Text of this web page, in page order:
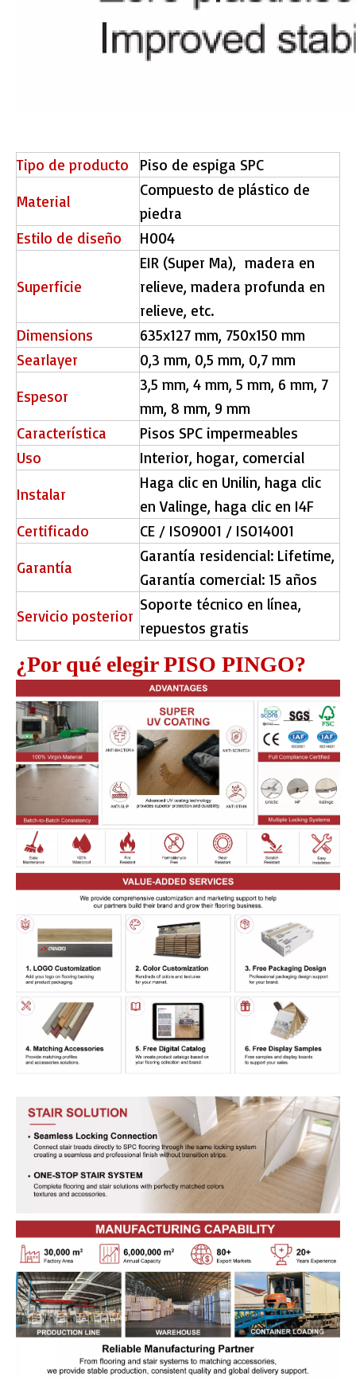
Tipo de producto
Piso de espiga SPC
Material
Compuesto de plástico de
piedra
Estilo de diseño
H004
Superficie
EIR (Super Ma), madera en
relieve, madera profunda en
relieve, etc.
Dimensions
635x127 mm, 750x150 mm
Searlayer
0,3 mm, 0,5 mm, 0,7 mm
Espesor
3,5 mm, 4 mm, 5 mm, 6 mm, 7
mm, 8 mm, 9 mm
Característica
Pisos SPC impermeables
Uso
Interior, hogar, comercial
Instalar
Haga clic en Unilin, haga clic
en Valinge, haga clic en I4F
Certificado
CE / ISO9001 / ISO14001
Garantía
Garantía residencial: Lifetime,
Garantía comercial: 15 años
Servicio posterior
Soporte técnico en línea,
repuestos gratis
¿Por qué elegir PISO PINGO?